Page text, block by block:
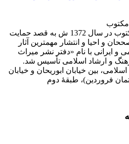
مؤسسه پژوهشی میراث مكتوب در سال 1372 ش به قصد حمایت
و احیا و انتشار مهمترین آثار
ایرانی با نام «دفتر نشر میراث
و ارشاد اسلامی تأسیس شد.
بین خیابان ابوریحان و خیابان